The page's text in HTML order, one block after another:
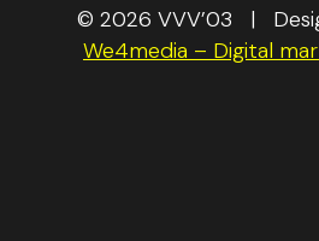
© 2026 VVV’03 |
We4media – Digital